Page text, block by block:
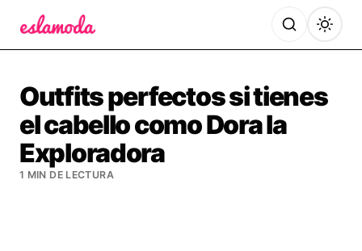
Outfits perfectos si tienes
el cabello como Dora la
Exploradora
1 MIN DE LECTURA